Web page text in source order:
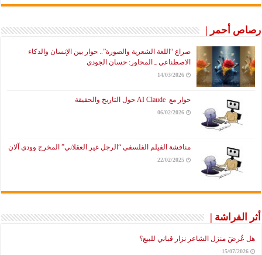
رصاص أحمر |
صراع “اللغة الشعرية والصورة”.. حوار بين الإنسان والذكاء
الاصطناعي ـ المحاور: حسان الجودي
14/03/2026
حوار مع AI Claude حول التاريخ والحقيقة
06/02/2026
مناقشة الفيلم الفلسفي “الرجل غير العقلاني” المخرج وودي آلان
22/02/2025
أثر الفراشة |
هل عُرضَ منزل الشاعر نزار قباني للبيع؟
15/07/2026